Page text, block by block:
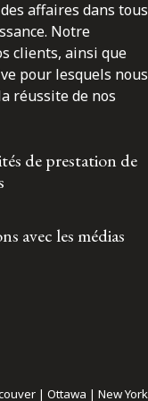
affaires dans tous
Notre
clients, ainsi que
pour lesquels nous
réussite de nos
de prestation de
avec les médias
| Ottawa | New York